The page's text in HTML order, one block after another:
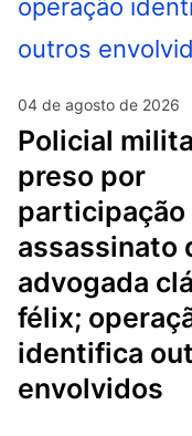
04 de agosto de 2026
policial militar é
preso por
participação
assassinato
advogada
félix;
identifica
envolvidos